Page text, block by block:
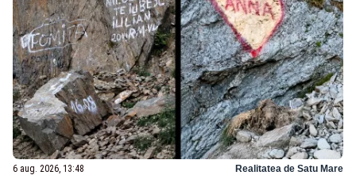
6 aug. 2026, 13:48 Realitatea de Satu Mare